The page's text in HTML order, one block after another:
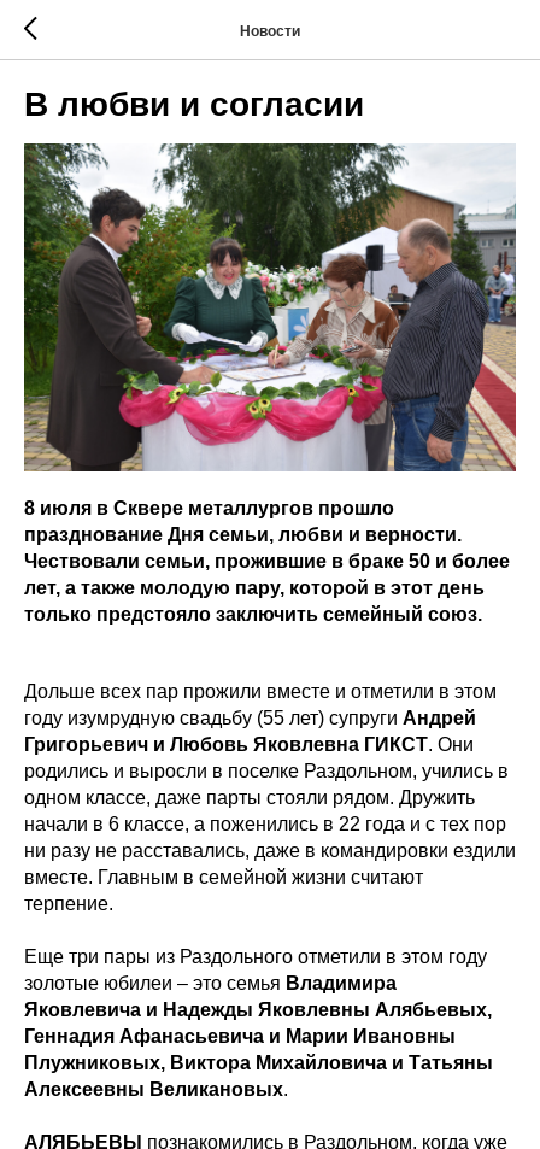
Новости
В любви и согласии
8 июля в Сквере металлургов прошло
празднование Дня семьи, любви и верности.
Чествовали семьи, прожившие в браке 50 и более
лет, а также молодую пару, которой в этот день
только предстояло заключить семейный союз.
Дольше всех пар прожили вместе и отметили в этом
году изумрудную свадьбу (55 лет) супруги Андрей
Григорьевич и Любовь Яковлевна ГИКСТ. Они
родились и выросли в поселке Раздольном, учились в
одном классе, даже парты стояли рядом. Дружить
начали в 6 классе, а поженились в 22 года и с тех пор
ни разу не расставались, даже в командировки ездили
вместе. Главным в семейной жизни считают
терпение.
Еще три пары из Раздольного отметили в этом году
золотые юбилеи – это семья Владимира
Яковлевича и Надежды Яковлевны Алябьевых,
Геннадия Афанасьевича и Марии Ивановны
Плужниковых, Виктора Михайловича и Татьяны
Алексеевны Великановых.
АЛЯБЬЕВЫ познакомились в Раздольном, когда уже